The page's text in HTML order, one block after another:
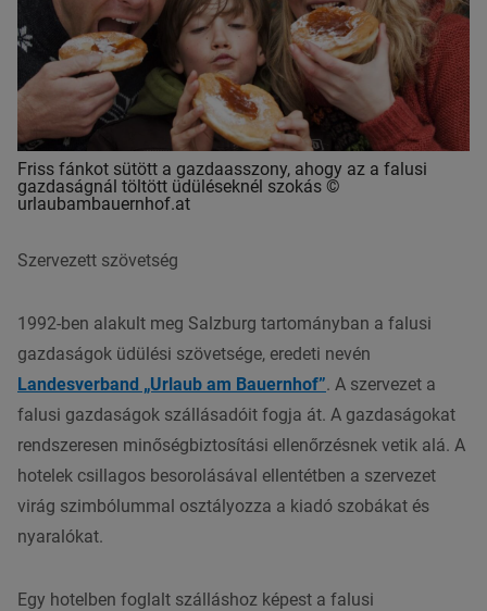
Friss fánkot sütött a gazdaasszony, ahogy az a falusi
gazdaságnál töltött üdüléseknél szokás ©
urlaubambauernhof.at
Szervezett szövetség
1992-ben alakult meg Salzburg tartományban a falusi
gazdaságok üdülési szövetsége, eredeti nevén
Landesverband „Urlaub am Bauernhof”. A szervezet a
falusi gazdaságok szállásadóit fogja át. A gazdaságokat
rendszeresen minőségbiztosítási ellenőrzésnek vetik alá. A
hotelek csillagos besorolásával ellentétben a szervezet
virág szimbólummal osztályozza a kiadó szobákat és
nyaralókat.
Egy hotelben foglalt szálláshoz képest a falusi